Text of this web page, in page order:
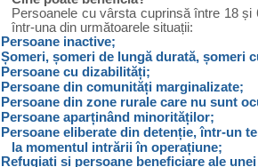
Persoanele cu vârsta cuprinsă între 18
într-una din următoarele situații:
Persoane inactive;
Șomeri, șomeri de lungă durată, șomeri
Persoane cu dizabilități;
Persoane din comunități marginalizate;
Persoane din zone rurale care nu sunt
Persoane aparținând minorităților;
Persoane eliberate din detenție, într-un
la momentul intrării în operațiune;
Refugiați și persoane beneficiare ale